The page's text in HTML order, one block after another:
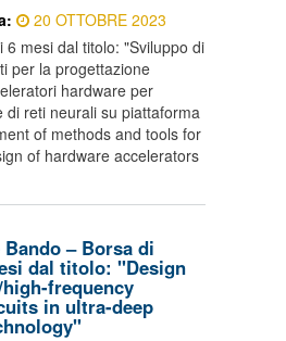
20 OTTOBRE 2023
6 mesi dal titolo: "Sviluppo di
per la progettazione
hardware per
di reti neurali su piattaforma
of methods and tools for
of hardware accelerators
– Borsa di
dal titolo: "Design
frequency
in ultra-deep